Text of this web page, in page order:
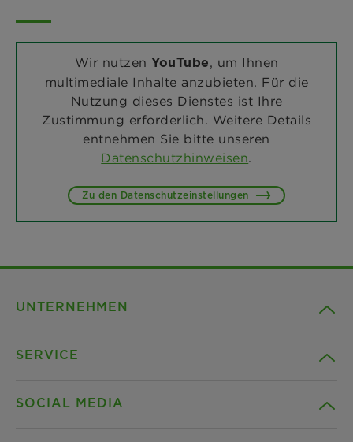
Wir nutzen YouTube, um Ihnen
multimediale Inhalte anzubieten. Für die
Nutzung dieses Dienstes ist Ihre
Zustimmung erforderlich. Weitere Details
entnehmen Sie bitte unseren
Datenschutzhinweisen.
Zu den Datenschutzeinstellungen
UNTERNEHMEN
SERVICE
SOCIAL MEDIA